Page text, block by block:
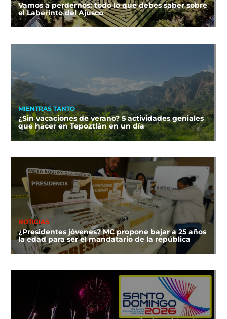
Vamos a perdernos: todo lo que debes saber sobre
el Laberinto del Ajusco
MIENTRAS TANTO
¿Sin vacaciones de verano? 5 actividades geniales
que hacer en Tepoztlán en un día
NOTICIAS
¿Presidentes jóvenes? MC propone bajar a 25 años
la edad para ser el mandatario de la república